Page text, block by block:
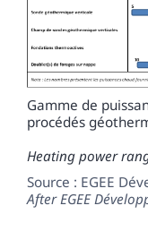
Gamme de
procédés
Heating power
Source : EGEE
AfterEGEE